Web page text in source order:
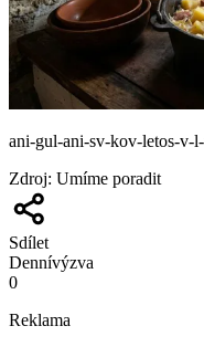
ani-gul-ani-sv-kov-letos-v-
Zdroj: Umíme poradit
Sdílet
Dennívýzva
0
Reklama